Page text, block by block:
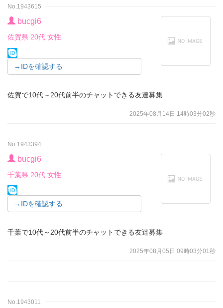
No.1943615
bucgi6
佐賀県 20代 女性
→IDを確認する
佐賀で10代～20代前半のチャットできる友達募集
2025年08月14日 14時03分02秒
No.1943394
bucgi6
千葉県 20代 女性
→IDを確認する
千葉で10代～20代前半のチャットできる友達募集
2025年08月05日 09時03分01秒
No.1943011